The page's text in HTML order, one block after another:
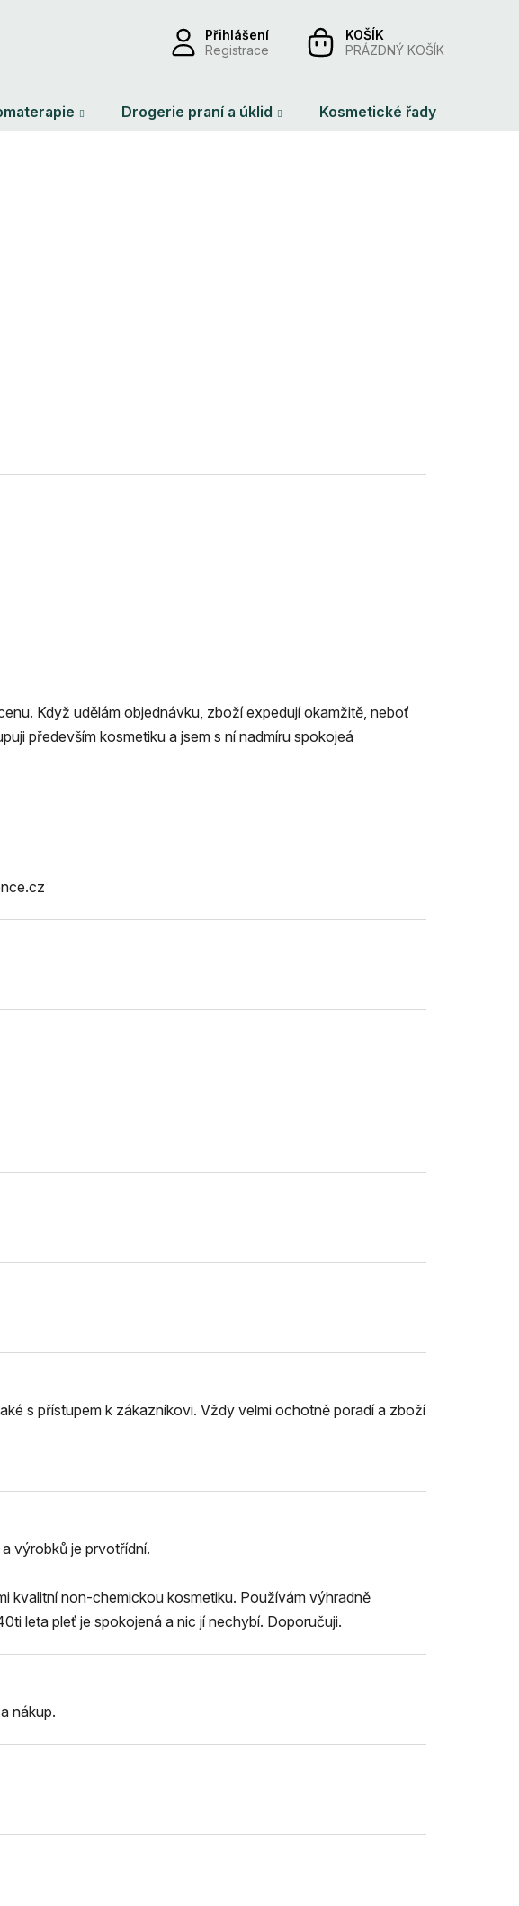
Přihlášení
Registrace
NÁKUPNÍPRÁZDNÝ KOŠÍK
Drogerie praní a úklid Kosmetické řady
Když udělám objednávku, zboží expedují okamžitě, neboť
především kosmetiku a jsem s ní nadmíru spokojeá
s přístupem k zákazníkovi. Vždy velmi ochotně poradí a zboží
výrobků je prvotřídní.
kvalitní non-chemickou kosmetiku. Používám výhradně
leta pleť je spokojená a nic jí nechybí. Doporučuji.
nákup.